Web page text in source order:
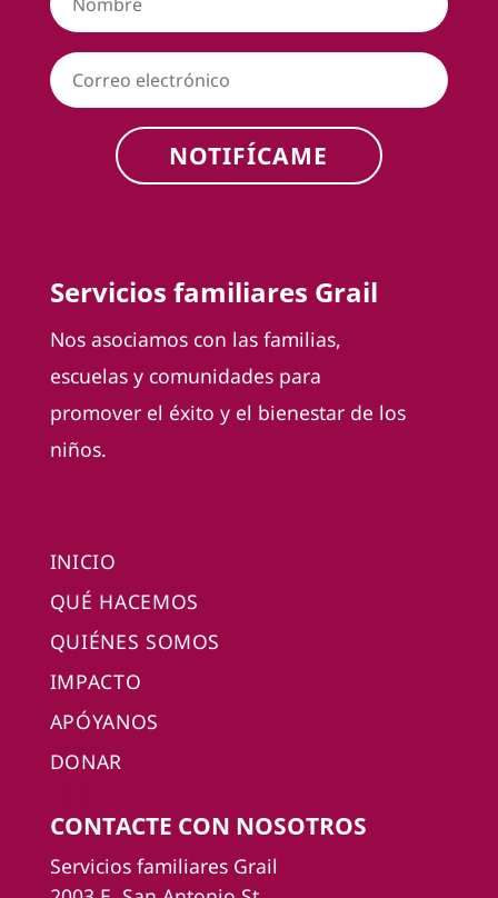
NOTIFÍCAME
Servicios familiares Grail
Nos asociamos con las familias,
escuelas y comunidades para
promover el éxito y el bienestar de los
niños.
INICIO
QUÉ HACEMOS
QUIÉNES SOMOS
IMPACTO
APÓYANOS
DONAR
CONTACTE CON NOSOTROS
Servicios familiares Grail